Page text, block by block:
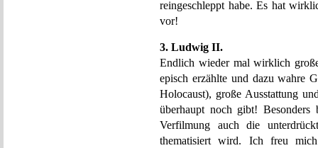
reingeschleppt habe. Es hat
vor!
3. Ludwig II.
Endlich wieder mal wirklich
episch erzählte und dazu wahre
Holocaust), große Ausstattung
überhaupt noch gibt!
Verfilmung auch die
thematisiert wird. Ich freu